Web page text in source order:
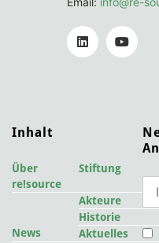
Inhalt
Über
re!source
Stiftung
Akteure
Historie
News
Aktuelles